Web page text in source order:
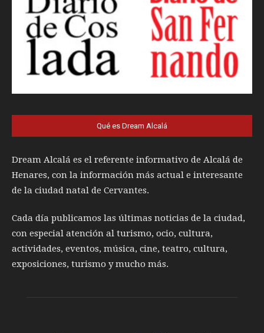
Qué es Dream Alcalá
Dream Alcalá es el referente informativo de Alcalá de
Henares, con la información más actual e interesante
de la ciudad natal de Cervantes.
Cada día publicamos las últimas noticias de la ciudad,
con especial atención al turismo, ocio, cultura,
actividades, eventos, música, cine, teatro, cultura,
exposiciones, turismo y mucho más.